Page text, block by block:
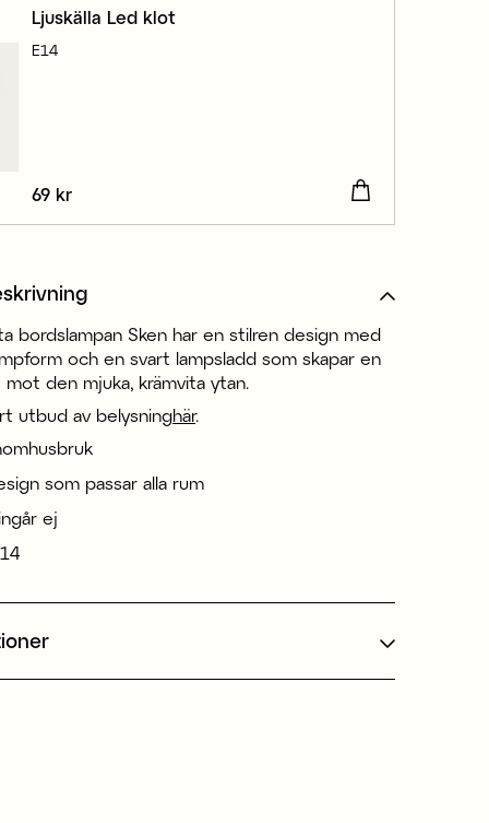
Ljuskälla Led klot
E14
Pris:
69 kr
bordslampan Sken har en stilren design med
och en svart lampsladd som skapar en
den mjuka, krämvita ytan.
utbud av belysninghär.
som passar alla rum
ej